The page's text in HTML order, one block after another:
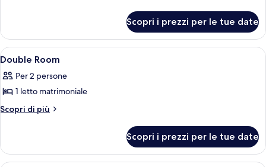
Suite
With
Garden
View
And
Bed
Room
King
Suite
Garden
View
Sofa
Scopri i prezzi per le tue date
Apri
tutte
le
foto
per
Biancheria da letto di alta qualità,
5
Double Room
Per 2 persone
1 letto matrimoniale
Scopri di più
Altri
Room
Scopri i prezzi per le tue date